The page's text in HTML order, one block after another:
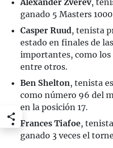
ganado 5 Masters
Casper Ruud, tenista
estado en finales de
importantes, como los
entre otros.
Ben Shelton, tenista
como número 96 del
en la posición 17.
Frances Tiafoe,
ganado 3 veces el